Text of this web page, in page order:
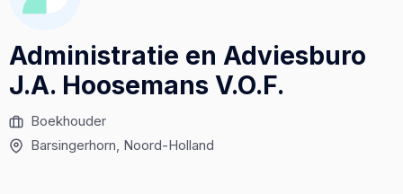
Administratie en Adviesburo
J.A. Hoosemans V.O.F.
Boekhouder
Barsingerhorn, Noord-Holland